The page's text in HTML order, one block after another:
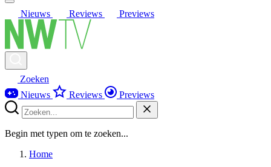
Nieuws Reviews Previews
Zoeken
Nieuws
Reviews Previews
Begin met typen om te zoeken...
Home